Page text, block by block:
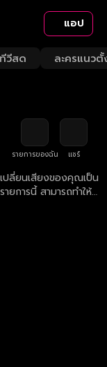
แอป
วีสด ละครแนวตั้
:
1x
Rate
รายการของฉัน
แชร์
ปลี่ยนเสียงของคุณเป็น
ยการนี้ สามารถทำให้